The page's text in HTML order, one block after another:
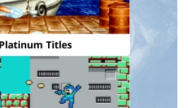
Platinum Titles